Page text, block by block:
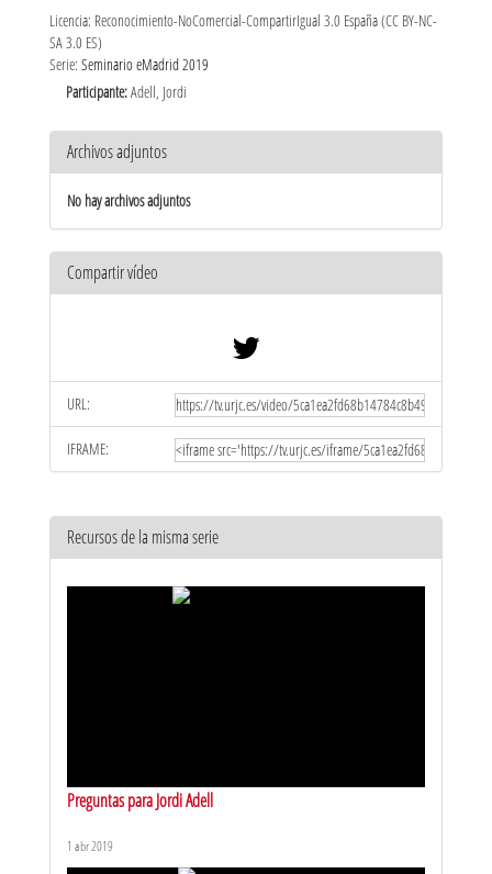
Licencia: Reconocimiento-NoComercial-CompartirIgual 3.0 España (CC BY-NC-
SA 3.0 ES)
Serie: Seminario eMadrid 2019
Participante:Adell, Jordi
Archivos adjuntos
No hay archivos adjuntos
Compartir vídeo
URL:
IFRAME:
Recursos de la misma serie
Preguntas para Jordi Adell
1 abr 2019